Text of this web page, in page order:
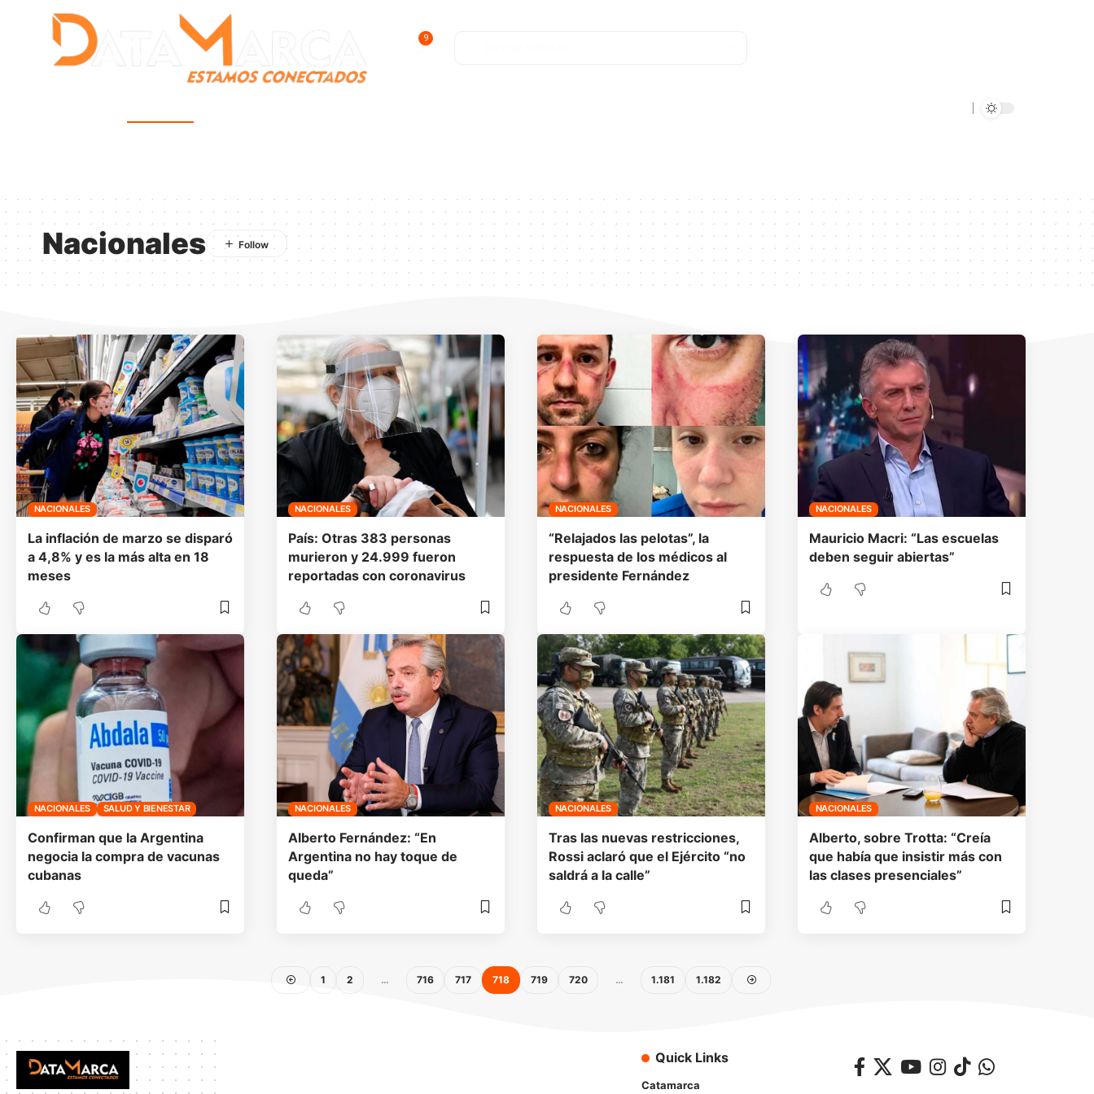
9
Nacionales
NACIONALES
La inflación de marzo se disparó
a 4,8% y es la más alta en 18
meses
NACIONALES
País: Otras 383 personas
murieron y 24.999 fueron
reportadas con coronavirus
NACIONALES
“Relajados las pelotas”, la
respuesta de los médicos al
presidente Fernández
NACIONALES
Mauricio Macri: “Las escuelas
deben seguir abiertas”
NACIONALES SALUD Y BIENESTAR
Confirman que la Argentina
negocia la compra de vacunas
cubanas
NACIONALES
Alberto Fernández: “En
Argentina no hay toque de
queda”
NACIONALES
Tras las nuevas restricciones,
Rossi aclaró que el Ejército “no
saldrá a la calle”
NACIONALES
Alberto, sobre Trotta: “Creía
que había que insistir más con
las clases presenciales”
1 2 … 716 717 718 719 720 … 1.181 1.182
Quick Links
Catamarca